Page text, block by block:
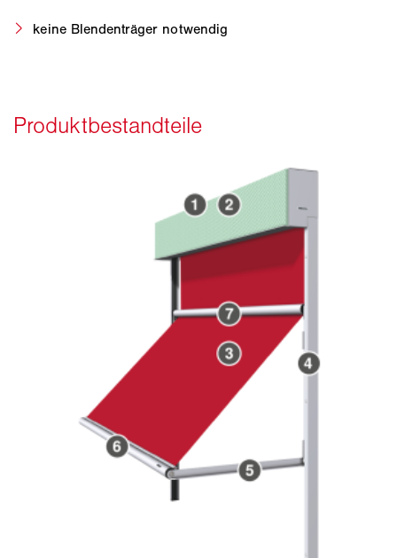
keine Blendenträger notwendig